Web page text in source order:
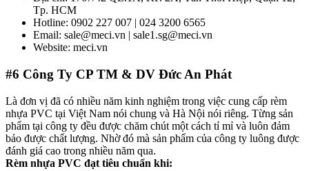
Tp. HCM
Hotline: 0902 227 007 | 024 3200 6565
Email: sale@meci.vn | sale1.sg@meci.vn
Website: meci.vn
#6 Công Ty CP TM & DV Đức An Phát
Là đơn vị đã có nhiều năm kinh nghiệm trong việc cung cấp rèm
nhựa PVC tại Việt Nam nói chung và Hà Nội nói riêng. Từng sản
phẩm tại công ty đều được chăm chút một cách tỉ mỉ và luôn đảm
bảo được chất lượng. Nhờ đó mà sản phẩm của công ty luông được
đánh giá cao trong nhiều năm qua.
Rèm nhựa PVC đạt tiêu chuẩn khi: